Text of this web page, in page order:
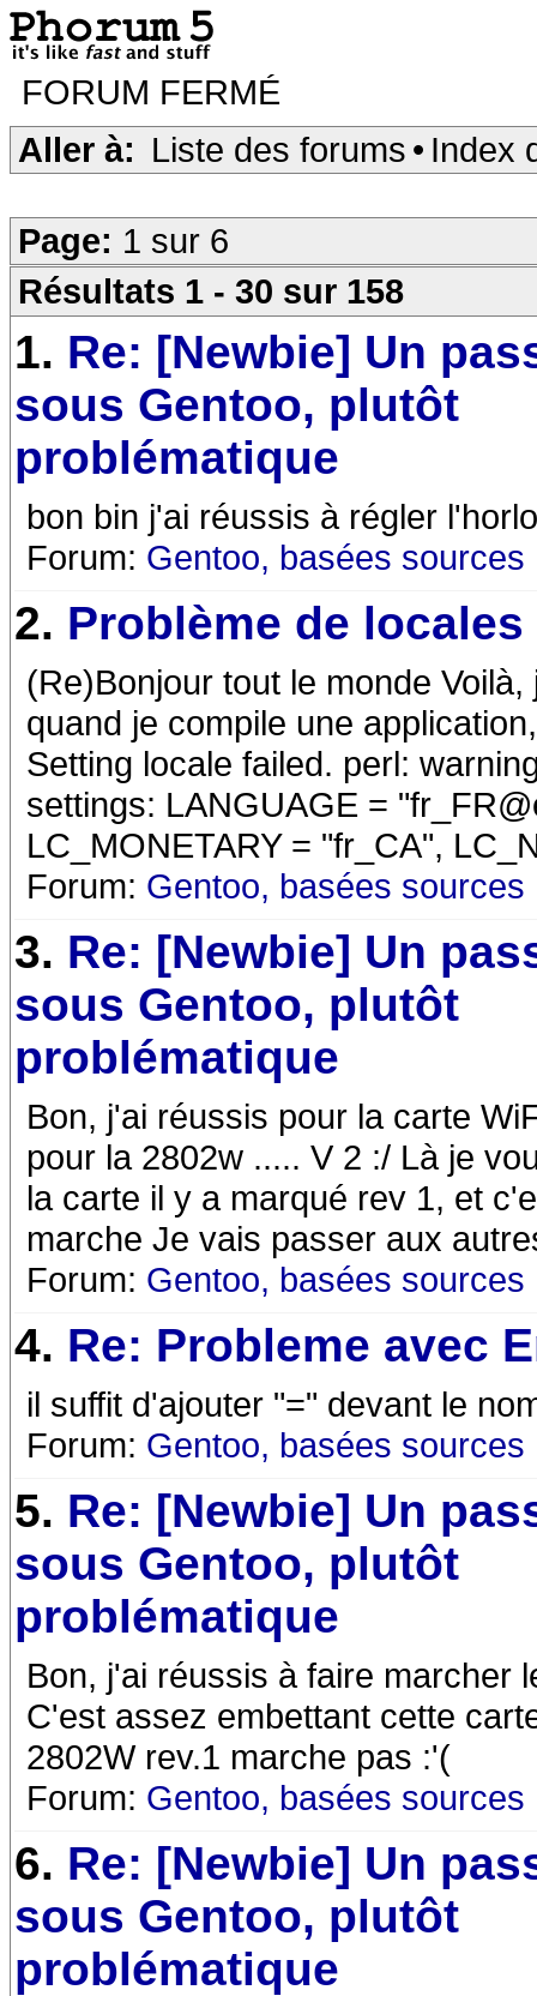
FORUM FERMÉ
Aller à: Liste des forums • Index
Page: 1 sur 6
Résultats 1 - 30 sur 158
1. Re: [Newbie] Un
sous Gentoo, plutôt
problématique
bon bin j'ai réussis à régler
Forum: Gentoo, basées sources
2. Problème de locales
(Re)Bonjour tout le monde
quand je compile une
Setting locale failed. perl:
settings: LANGUAGE =
LC_MONETARY = "fr_CA",
Forum: Gentoo, basées sources
3. Re: [Newbie] Un
sous Gentoo, plutôt
problématique
Bon, j'ai réussis pour la carte
pour la 2802w ..... V 2 :/ Là je
la carte il y a marqué rev 1, et
marche Je vais passer aux
Forum: Gentoo, basées sources
4. Re: Probleme avec
il suffit d'ajouter "=" devant le
Forum: Gentoo, basées sources
5. Re: [Newbie] Un
sous Gentoo, plutôt
problématique
Bon, j'ai réussis à faire marcher
C'est assez embettant cette
2802W rev.1 marche pas :'(
Forum: Gentoo, basées sources
6. Re: [Newbie] Un
sous Gentoo, plutôt
problématique